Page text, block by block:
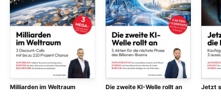
Milliarden im Weltraum Die zweite KI-Welle rollt an Jetzt